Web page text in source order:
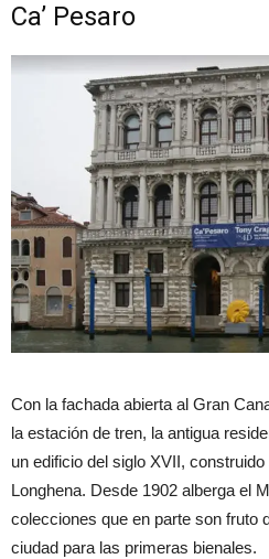
Ca’ Pesaro
Con la fachada abierta al Gran
la estación de tren, la antigua
un edificio del siglo XVII,
Longhena. Desde 1902 alberga el
colecciones que en parte son fruto
ciudad para las primeras bienales.